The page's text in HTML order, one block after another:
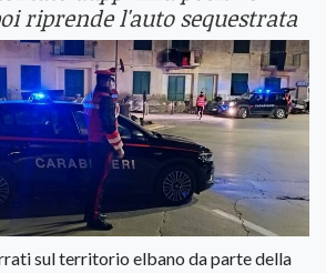
riprende l'auto sequestrata
sul territorio elbano da parte della